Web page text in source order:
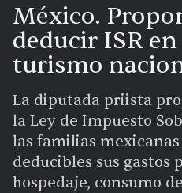
México.
deducir ISR
turismo
La diputada priista
la Ley de Impuesto
las familias
deducibles sus gastos
hospedaje, consumo